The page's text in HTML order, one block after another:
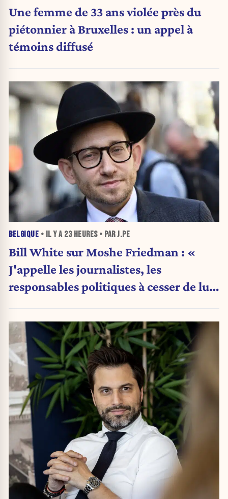
Une femme de 33 ans violée près du
piétonnier à Bruxelles : un appel à
témoins diffusé
BELGIQUE • IL Y A 23 HEURES• PAR J.PE
Bill White sur Moshe Friedman : «
J'appelle les journalistes, les
responsables politiques à cesser de lui